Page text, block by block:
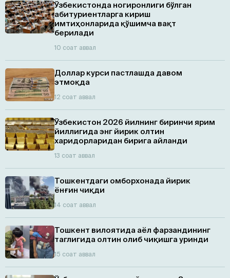
Ўзбекистонда ногиронлиги бўлган
абитуриентларга кириш
имтиҳонларида қўшимча вақт
берилади
10 соат аввал
Доллар курси пастлашда давом
этмоқда
12 соат аввал
Ўзбекистон 2026 йилнинг биринчи ярим
йиллигида энг йирик олтин
харидорларидан бирига айланди
13 соат аввал
Тошкентдаги омборхонада йирик
ёнғин чиқди
14 соат аввал
Тошкент вилоятида аёл фарзандининг
таглигида олтин олиб чиқишга уринди
15 соат аввал